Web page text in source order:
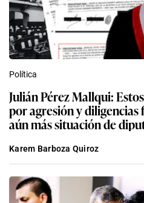
Política
Julián Pérez Mallqui:
por agresión y diligencias
aún más situación de
Karem Barboza Quiroz